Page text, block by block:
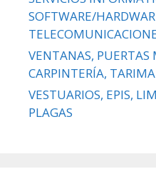
SOFTWARE/
VENTANAS, PUERTAS
CARPINTERÍA,
VESTUARIOS, EPIS,
PLAGAS